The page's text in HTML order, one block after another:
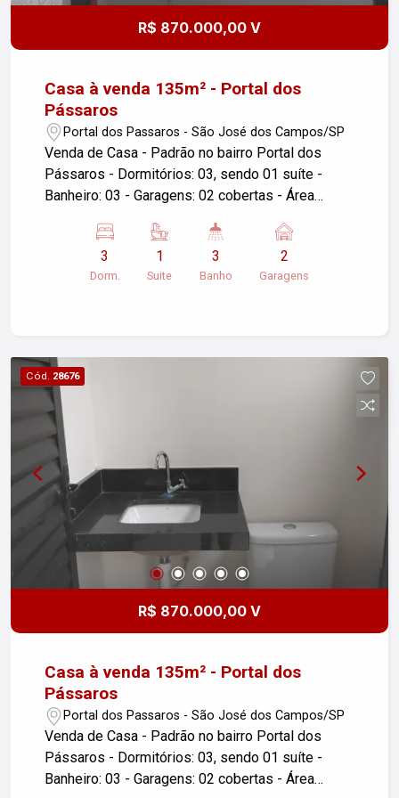
R$ 870.000,00 V
Casa à venda 135m² - Portal dos
Pássaros
Portal dos Passaros - São José dos Campos/SP
Venda de Casa - Padrão no bairro Portal dos
Pássaros - Dormitórios: 03, sendo 01 suíte -
Banheiro: 03 - Garagens: 02 cobertas - Área
Localização: São José dos Campos/SP
Descrição do imóvel: Sala ampla com cozinha
integrada. Fino acabamento. 03 dormitórios, suíte
todos os cômodos. Projeto de iluminação. Jardim
de inverno. Portão automático. Para mais
informações ou agendar uma visita, entre em
contato!
3
Dorm.
1
Suite
3
Banho
2
Garagens
Cód. 28676
R$ 870.000,00 V
Casa à venda 135m² - Portal dos
Pássaros
Portal dos Passaros - São José dos Campos/SP
Venda de Casa - Padrão no bairro Portal dos
Pássaros - Dormitórios: 03, sendo 01 suíte -
Banheiro: 03 - Garagens: 02 cobertas - Área